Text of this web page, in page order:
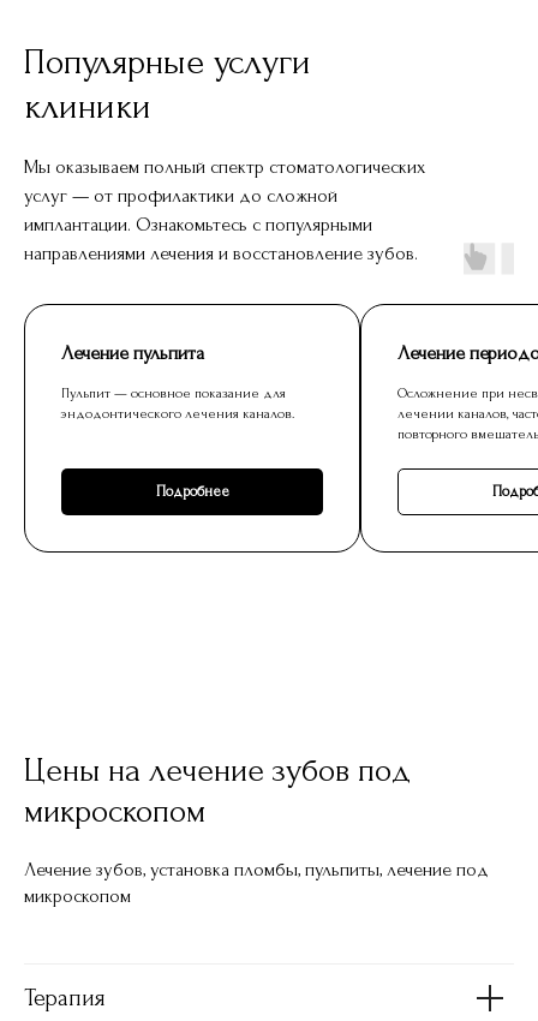
Популярные услуги
клиники
Мы оказываем полный спектр стоматологических
услуг — от профилактики до сложной
имплантации. Ознакомьтесь с популярными
направлениями лечения и восстановление зубов.
Лечение пульпита
Пульпит — основное показание для
эндодонтического лечения каналов.
Подробнее
Лечение
Осложнение при
лечении каналов,
повторного
Цены на лечение зубов под
микроскопом
Лечение зубов, установка пломбы, пульпиты, лечение под
микроскопом
Терапия